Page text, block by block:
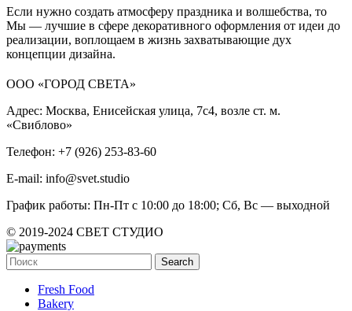
Если нужно создать атмосферу праздника и волшебства, то
Мы — лучшие в сфере декоративного оформления от идеи до
реализации, воплощаем в жизнь захватывающие дух
концепции дизайна.
ООО «ГОРОД СВЕТА»
Адрес: Москва, Енисейская улица, 7с4, возле ст. м.
«Свиблово»
Телефон: +7 (926) 253-83-60
E-mail: info@svet.studio
График работы: Пн-Пт с 10:00 до 18:00; Сб, Вс — выходной
© 2019-2024 СВЕТ СТУДИО
Search
Fresh Food
Bakery